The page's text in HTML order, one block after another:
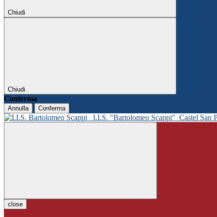
Chiudi
Chiudi
Conferma
Annulla Conferma
I.I.S. "Bartolomeo Scappi" Castel San
close